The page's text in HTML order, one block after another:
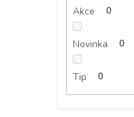
Akce 0
Novinka 0
Tip 0